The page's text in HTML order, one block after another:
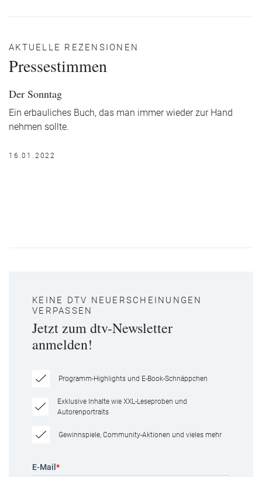
AKTUELLE REZENSIONEN
Pressestimmen
Der Sonntag
Ein erbauliches Buch, das man immer wieder zur Hand
nehmen sollte.
16.01.2022
KEINE DTV NEUERSCHEINUNGEN
VERPASSEN
Jetzt zum dtv-Newsletter
anmelden!
Programm-Highlights und E-Book-Schnäppchen
Exklusive Inhalte wie XXL-Leseproben und
Autorenportraits
Gewinnspiele, Community-Aktionen und vieles mehr
E-Mail *